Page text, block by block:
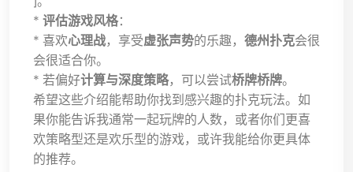
* 评估游戏风格：
* 喜欢心理战，享受虚张声势的乐趣， 德州扑克会很
会很适合你。
* 若偏好计算与深度策略，可以尝试桥牌桥牌。
希望这些介绍能帮助你找到感兴趣的扑克玩法。如
果你能告诉我通常一起玩牌的人数，或者你们更喜
欢策略型还是欢乐型的游戏，或许我能给你更具体
的推荐。